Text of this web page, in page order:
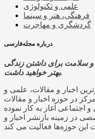
علمی و تکنولوژی
فرهنگی، هنر و سینما
گردشگری و مهاجرت
درباره مجله‌فارسی
و سلامت برای داشتن زندگی
بهتر خواهید داشت.
اخبار و مقالات، علمی و
به صورت متمرکز در حوزه اخبار و مقالات
اجتماعی آغاز به کار نموده
در زمینه بازنشر اخبار و